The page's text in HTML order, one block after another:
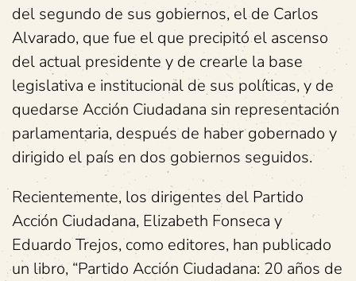
del segundo de sus gobiernos, el de Carlos
Alvarado, que fue el que precipitó el ascenso
del actual presidente y de crearle la base
legislativa e institucional de sus políticas, y de
quedarse Acción Ciudadana sin representación
parlamentaria, después de haber gobernado y
dirigido el país en dos gobiernos seguidos.
Recientemente, los dirigentes del Partido
Acción Ciudadana, Elizabeth Fonseca y
Eduardo Trejos, como editores, han publicado
un libro, “Partido Acción Ciudadana: 20 años de